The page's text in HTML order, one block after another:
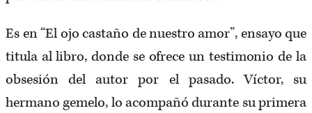
Es en “El ojo castaño de nuestro amor”, ensayo que
titula al libro, donde se ofrece un testimonio de la
obsesión del autor por el pasado. Víctor, su
hermano gemelo, lo acompañó durante su primera